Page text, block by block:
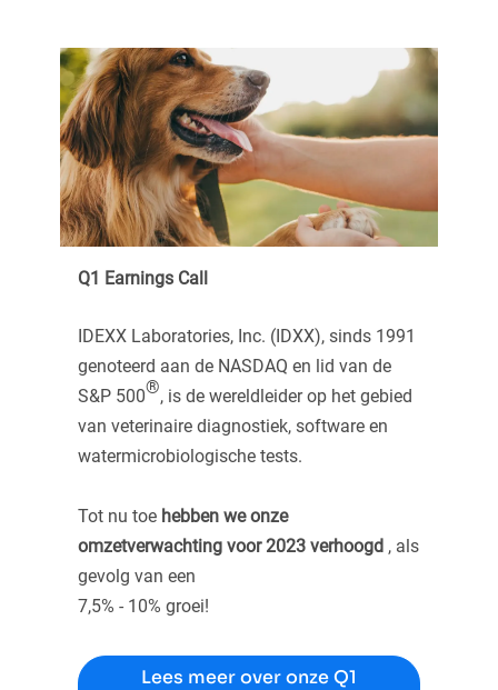
Q1 Earnings Call
IDEXX Laboratories, Inc. (IDXX), sinds 1991
genoteerd aan de NASDAQ en lid van de
S&P 500®, is de wereldleider op het gebied
van veterinaire diagnostiek, software en
watermicrobiologische tests.
Tot nu toe hebben we onze
omzetverwachting voor 2023 verhoogd, als
gevolg van een
7,5% - 10% groei!
Lees meer over onze Q1